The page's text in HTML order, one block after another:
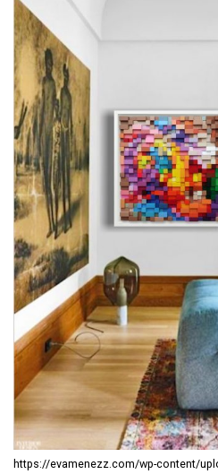
https://evamenezz.com/wp-content/